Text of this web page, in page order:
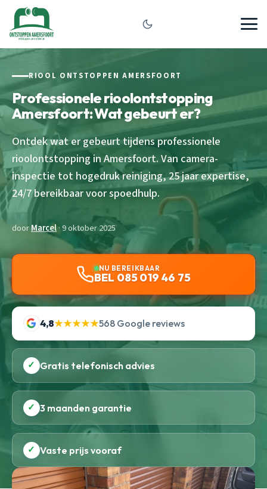
RIOOL ONTSTOPPEN AMERSFOORT
Professionele rioolontstopping
Amersfoort: Wat gebeurt er?
Ontdek wat er gebeurt tijdens professionele
rioolontstopping in Amersfoort. Van camera-
inspectie tot hogedruk reiniging, 25 jaar expertise,
24/7 bereikbaar voor spoedhulp.
doorMarcel· 9 oktober 2025
NU BEREIKBAAR
BEL 085 019 46 75
4,8★★★★★568 Google reviews
✓ Gratis telefonisch advies
✓ 3 maanden garantie
✓ Vaste prijs vooraf